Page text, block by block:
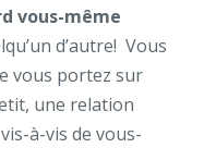
vous-même
d’autre! Vous
vous portez sur
une relation
à-vis de vous-